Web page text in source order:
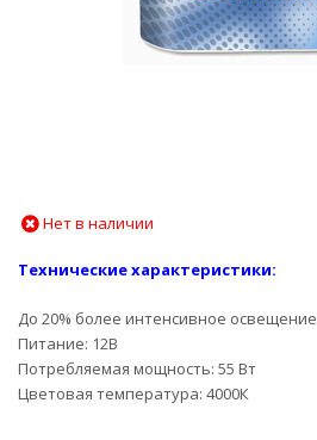
Нет в наличии
Технические характеристики:
До 20% более интенсивное освещение
Питание: 12В
Потребляемая мощность: 55 Вт
Цветовая температура: 4000К